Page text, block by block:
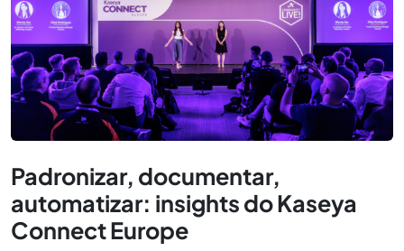
Padronizar, documentar,
automatizar: insights do Kaseya
Connect Europe